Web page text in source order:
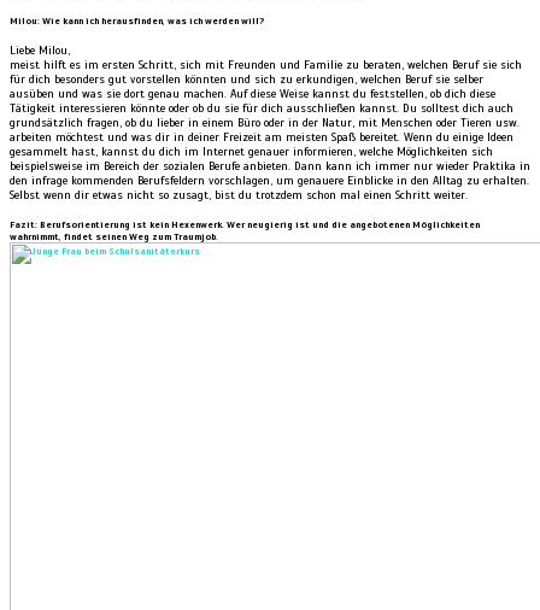
Milou: Wie kann ich herausfinden, was ich werden will?
Liebe Milou,
meist hilft es im ersten Schritt, sich mit Freunden und Familie zu beraten, welchen Beruf sie sich
für dich besonders gut vorstellen könnten und sich zu erkundigen, welchen Beruf sie selber
ausüben und was sie dort genau machen. Auf diese Weise kannst du feststellen, ob dich diese
Tätigkeit interessieren könnte oder ob du sie für dich ausschließen kannst. Du solltest dich auch
grundsätzlich fragen, ob du lieber in einem Büro oder in der Natur, mit Menschen oder Tieren usw.
arbeiten möchtest und was dir in deiner Freizeit am meisten Spaß bereitet. Wenn du einige Ideen
gesammelt hast, kannst du dich im Internet genauer informieren, welche Möglichkeiten sich
beispielsweise im Bereich der sozialen Berufe anbieten. Dann kann ich immer nur wieder Praktika in
den infrage kommenden Berufsfeldern vorschlagen, um genauere Einblicke in den Alltag zu erhalten.
Selbst wenn dir etwas nicht so zusagt, bist du trotzdem schon mal einen Schritt weiter.
Fazit: Berufsorientierung ist kein Hexenwerk. Wer neugierig ist und die angebotenen Möglichkeiten
wahrnimmt, findet seinen Weg zum Traumjob.